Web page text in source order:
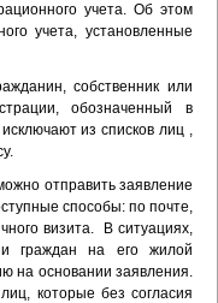
учета. Об этом
учета, установленные
собственник или
обозначенный в
из списков лиц ,
отправить заявление
способы: по почте,
визита. В ситуациях,
граждан на его жилой
на основании заявления.
которые без согласия